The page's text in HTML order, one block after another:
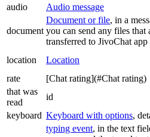
audio
Audio message
document
Document or file, in a
you can send any files that
transferred to JivoChat app
location Location
rate
[Chat rating](#Chat rating)
that was
read
id
keyboard Keyboard with options,
typing event, in the text